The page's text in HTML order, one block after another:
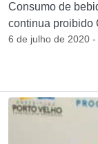
Consumo de
continua proibido
6 de julho de 2020 -